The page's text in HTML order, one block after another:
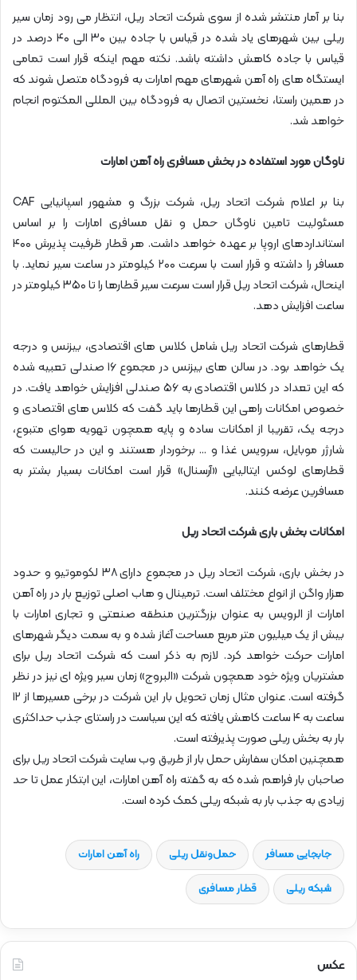
بنا بر آمار منتشر شده از سوی شرکت اتحاد ریل، انتظار می رود زمان سیر
ریلی بین شهرهای یاد شده در قیاس با جاده بین ۳۰ الی ۴۰ درصد در
قیاس با جاده کاهش داشته باشد. نکته مهم اینکه قرار است تمامی
ایستگاه های راه آهن شهرهای مهم امارات به فرودگاه متصل شوند که
در همین راستا، نخستین اتصال به فرودگاه بین المللی المکتوم انجام
خواهد شد.
ناوگان مورد استفاده در بخش مسافری راه آهن امارات
بنا بر اعلام شرکت اتحاد ریل، شرکت بزرگ و مشهور اسپانیایی CAF
مسئولیت تامین ناوگان حمل و نقل مسافری امارات را بر اساس
استانداردهای اروپا بر عهده خواهد داشت. هر قطار ظرفیت پذیرش ۴۰۰
مسافر را داشته و قرار است با سرعت ۲۰۰ کیلومتر در ساعت سیر نماید. با
اینحال، شرکت اتحاد ریل قرار است سرعت سیر قطارها را تا ۳۵۰ کیلومتر در
ساعت افزایش دهد.
قطارهای شرکت اتحاد ریل شامل کلاس های اقتصادی، بیزنس و درجه
یک خواهد بود. در سالن های بیزنس در مجموع ۱۶ صندلی تعبیه شده
که این تعداد در کلاس اقتصادی به ۵۶ صندلی افزایش خواهد یافت. در
خصوص امکانات راهی این قطارها باید گفت که کلاس های اقتصادی و
درجه یک، تقریبا از امکانات ساده و پایه همچون تهویه هوای متبوع،
شارژر موبایل، سرویس غذا و … برخوردار هستند و این در حالیست که
قطارهای لوکس ایتالیایی «آرسنال» قرار است امکانات بسیار بشتر به
مسافرین عرضه کنند.
امکانات بخش باری شرکت اتحاد ریل
در بخش باری، شرکت اتحاد ریل در مجموع دارای ۳۸ لکوموتیو و حدود
هزار واگن از انواع مختلف است. ترمینال و هاب اصلی توزیع بار در راه آهن
امارات از الرویس به عنوان بزرگترین منطقه صنعتی و تجاری امارات با
بیش از یک میلیون متر مربع مساحت آغاز شده و به سمت دیگر شهرهای
امارات حرکت خواهد کرد. لازم به ذکر است که شرکت اتحاد ریل برای
مشتریان ویژه خود همچون شرکت «البروج» زمان سیر ویژه ای نیز در نظر
گرفته است. عنوان مثال زمان تحویل بار این شرکت در برخی مسیرها از ۱۲
ساعت به ۴ ساعت کاهش یافته که این سیاست در راستای جذب حداکثری
بار به بخش ریلی صورت پذیرفته است.
همچنین امکان سفارش حمل بار از طریق وب سایت شرکت اتحاد ریل برای
صاحبان بار فراهم شده که به گفته راه آهن امارات، این ابتکار عمل تا حد
زیادی به جذب بار به شبکه ریلی کمک کرده است.
جابجایی مسافر حمل‌و‌نقل ریلی راه آهن امارات
شبکه ریلی قطار مسافری
عکس